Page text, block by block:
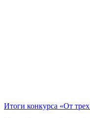
Итоги конкурса «От